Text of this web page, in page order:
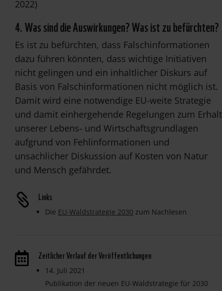
2022)
4. Was sind die Auswirkungen? Was ist zu befürchten?
Es ist zu befürchten, dass Falschinformationen
dazu führen könnten, dass wichtige Initiativen
nicht gelingen und ein inhaltlicher Diskurs auf
Basis von Falschinformationen nicht möglich ist.
Damit wird eine notwendige EU-weite Strategie
und damit einhergehende Regelungen zum Erhalt
unserer Lebens- und Wirtschaftsgrundlagen
aufgrund von Fehlinformationen und
unsachlicher Diskussion auf Kosten von Natur
und Mensch gefährdet.
 Links
Die EU-Waldstrategie 2030 zum Nachlesen
 Zeitlicher Verlauf der Veröffentlichungen
14. Juli 2021
Publikation der neuen EU-Waldstrategie für 2030